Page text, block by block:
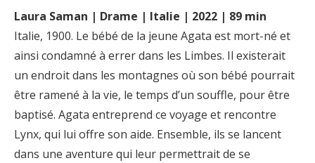
Laura Saman | Drame | Italie | 2022 | 89 min
Italie, 1900. Le bébé de la jeune Agata est mort-né et
ainsi condamné à errer dans les Limbes. Il existerait
un endroit dans les montagnes où son bébé pourrait
être ramené à la vie, le temps d’un souffle, pour être
baptisé. Agata entreprend ce voyage et rencontre
Lynx, qui lui offre son aide. Ensemble, ils se lancent
dans une aventure qui leur permettrait de se